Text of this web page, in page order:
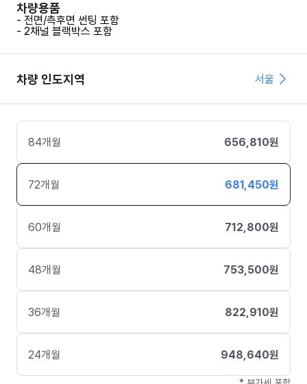
차량용품
- 전면/측후면 썬팅 포함
- 2채널 블랙박스 포함
차량 인도지역 서울
84개월 656,810원
72개월 681,450원
60개월 712,800원
48개월 753,500원
36개월 822,910원
24개월 948,640원